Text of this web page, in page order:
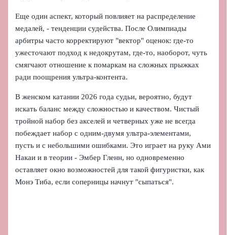
Еще один аспект, который повлияет на распределение
медалей, - тенденции судейства. После Олимпиады
арбитры часто корректируют "вектор" оценок: где-то
ужесточают подход к недокрутам, где-то, наоборот, чуть
смягчают отношение к помаркам на сложных прыжках
ради поощрения ультра‑контента.
В женском катании 2026 года судьи, вероятно, будут
искать баланс между сложностью и качеством. Чистый
тройной набор без акселей и четверных уже не всегда
побеждает набор с одним-двумя ультра‑элементами,
пусть и с небольшими ошибками. Это играет на руку Ами
Накаи и в теории - Эмбер Гленн, но одновременно
оставляет окно возможностей для такой фигуристки, как
Монэ Тиба, если соперницы начнут "сыпаться".